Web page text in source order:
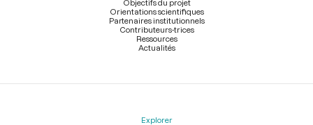
Objectifs du projet
Orientations scientifiques
Partenaires institutionnels
Contributeurs-trices
Ressources
Actualités
Explorer